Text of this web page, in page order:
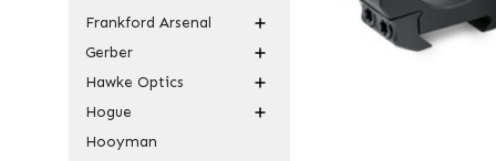
Frankford Arsenal
Gerber
Hawke Optics
Hogue
Hooyman